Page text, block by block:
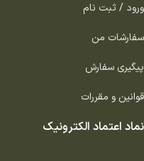
ورود / ثبت نام
سفارشات من
پیگیری سفارش
قوانین و مقررات
نماد اعتماد الکترونیک